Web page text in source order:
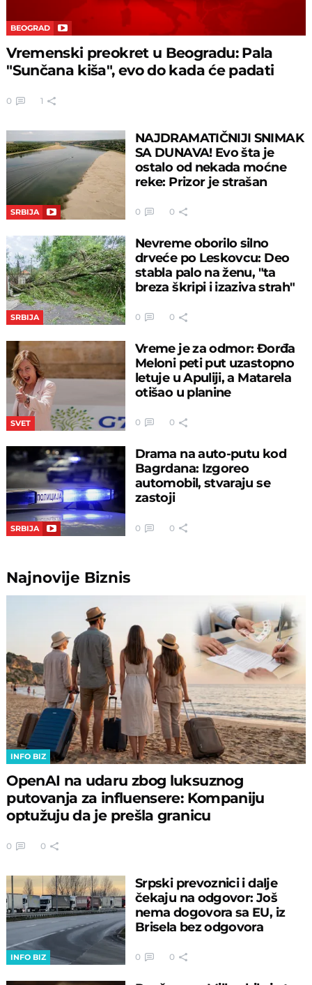
BEOGRAD
Vremenski preokret u Beogradu: Pala
"Sunčana kiša", evo do kada će padati
0 1
SRBIJA
NAJDRAMATIČNIJI SNIMAK
SA DUNAVA! Evo šta je
ostalo od nekada moćne
reke: Prizor je strašan
0 0
SRBIJA
Nevreme oborilo silno
drveće po Leskovcu: Deo
stabla palo na ženu, "ta
breza škripi i izaziva strah"
0 0
SVET
Vreme je za odmor: Đorđa
Meloni peti put uzastopno
letuje u Apuliji, a Matarela
otišao u planine
0 0
SRBIJA
Drama na auto-putu kod
Bagrdana: Izgoreo
automobil, stvaraju se
zastoji
0 0
Najnovije Biznis
INFO BIZ
OpenAI na udaru zbog luksuznog
putovanja za influensere: Kompaniju
optužuju da je prešla granicu
0 0
INFO BIZ
Srpski prevoznici i dalje
čekaju na odgovor: Još
nema dogovora sa EU, iz
Brisela bez odgovora
0 0